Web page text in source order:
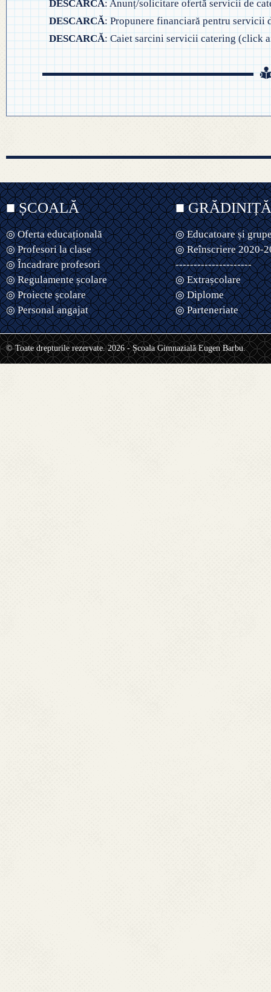
DESCARCĂ: Anunț/solicitare ofertă servicii de
DESCARCĂ: Propunere financiară pentru servicii
DESCARCĂ: Caiet sarcini servicii catering (click
■ ȘCOALĂ
◎ Oferta educațională
◎ Profesori la clase
◎ Încadrare profesori
◎ Regulamente școlare
◎ Proiecte școlare
◎ Personal angajat
■ GRĂDINIȚĂ
◎ Educatoare și
◎ Reînscriere 2020-
---------------------
◎ Extrașcolare
◎ Diplome
◎ Parteneriate
© Toate drepturile rezervate. 2026 - Școala Gimnazială Eugen Barbu.